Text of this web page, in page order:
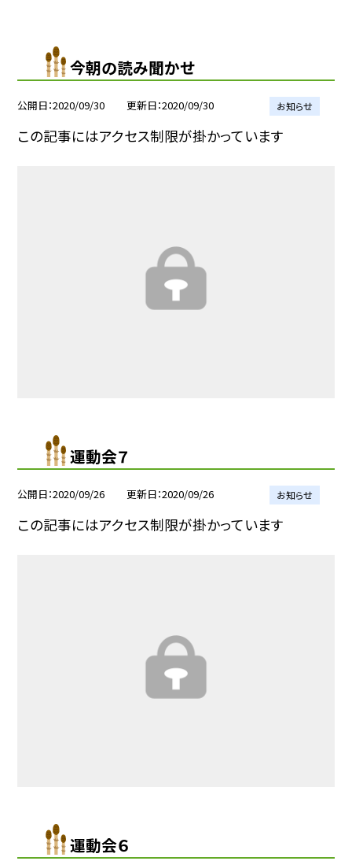
今朝の読み聞かせ
公開日 2020/09/30 更新日 2020/09/30 お知らせ
この記事にはアクセス制限が掛かっています
運動会７
公開日 2020/09/26 更新日 2020/09/26 お知らせ
この記事にはアクセス制限が掛かっています
運動会６